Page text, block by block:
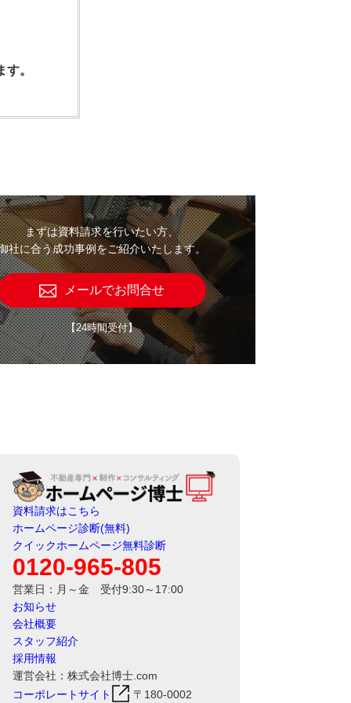
。
まずは資料請求を行いたい方、
社に合う成功事例をご紹介いたします。
メールでお問合せ
【24時間受付】
資料請求はこちら
ホームページ診断(無料)
クイックホームページ無料診断
0120-965-805
営業日：月～金 受付9:30～17:00
お知らせ
会社概要
スタッフ紹介
採用情報
運営会社：株式会社博士.com
コーポレートサイト
〒180-0002